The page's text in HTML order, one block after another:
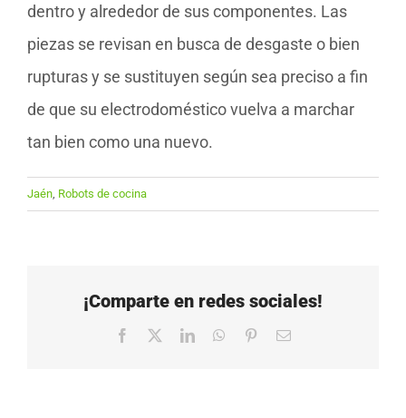
dentro y alrededor de sus componentes. Las
piezas se revisan en busca de desgaste o bien
rupturas y se sustituyen según sea preciso a fin
de que su electrodoméstico vuelva a marchar
tan bien como una nuevo.
Jaén Robots de cocina
¡Comparte en redes sociales!
Facebook LinkedInWhatsApp
PinterestCorreo